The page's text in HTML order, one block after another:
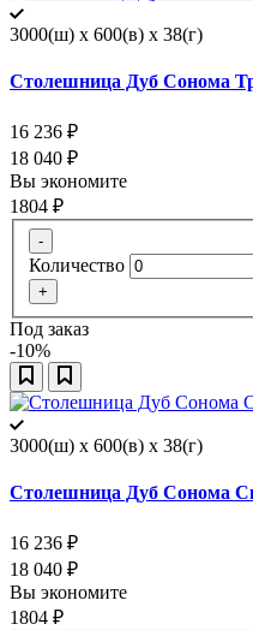
3000(ш) x 600(в) x 38(г)
Столешница Дуб Сонома
16 236 ₽
18 040 ₽
Вы экономите
1804 ₽
-
Количество
+
Под заказ
-10%
3000(ш) x 600(в) x 38(г)
Столешница Дуб Сонома
16 236 ₽
18 040 ₽
Вы экономите
1804 ₽